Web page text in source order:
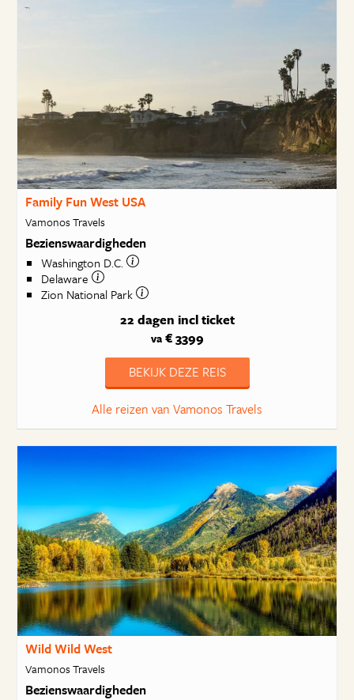
Family Fun West USA
Vamonos Travels
Bezienswaardigheden
Washington D.C.
Delaware
Zion National Park
22 dagen incl ticket
va€ 3399
BEKIJK DEZE REIS
Alle reizen van Vamonos Travels
Wild Wild West
Vamonos Travels
Bezienswaardigheden